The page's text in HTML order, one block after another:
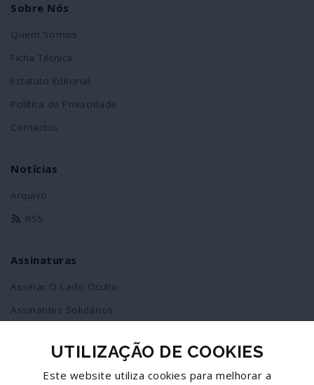
Sobre Nós
Quem Somos
Ficha Técnica
Estatuto Editorial
Política de Privacidade
Contactos
Notícias
Arquivo
RSS
Assinaturas
Assinar O Lado Oculto
Assinantes Solidários
Redes Sociais
Siga-nos no facebook
UTILIZAÇÃO DE COOKIES
Este website utiliza cookies para melhorar a